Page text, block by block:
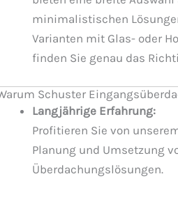
minimalistischen
Varianten mit Glas- oder
finden Sie genau das
Schuster
Langjährige Erfahrung:
Profitieren Sie von
Planung und Umsetzung
Überdachungslösungen.